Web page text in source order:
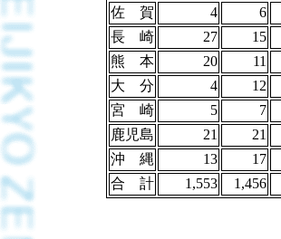
佐 賀
4 6
長 崎
27 15
熊 本
20 11
大 分
4 12
宮 崎
5 7
鹿児島
21 21
沖 縄
13 17
合 計
1,553 1,456